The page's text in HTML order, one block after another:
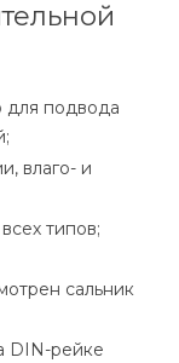
для подвода
влаго- и
типов;
сальник
DIN-рейке